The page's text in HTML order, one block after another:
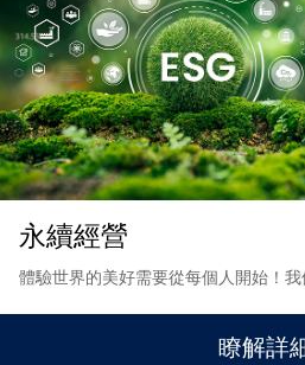
永續經營
體驗世界的美好需要從每個人開始！我
瞭解詳